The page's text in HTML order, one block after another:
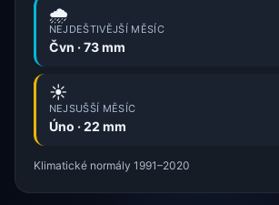
🌧️
NEJDEŠTIVĚJŠÍ MĚSÍC
Čvn · 73 mm
☀️
NEJSUŠŠÍ MĚSÍC
Úno · 22 mm
Klimatické normály 1991–2020